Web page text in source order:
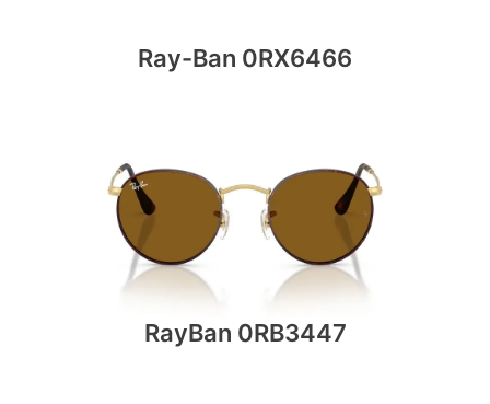
Ray-Ban 0RX6466
RayBan 0RB3447